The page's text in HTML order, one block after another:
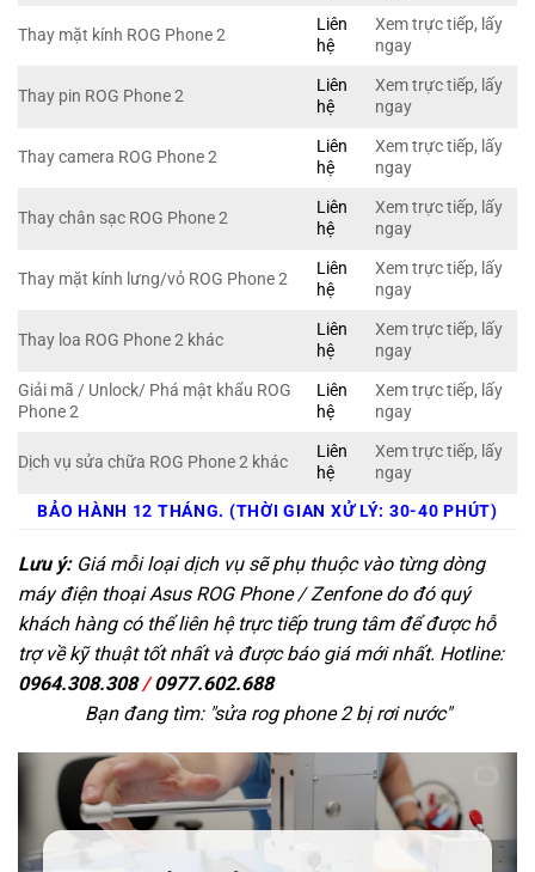
Thay mặt kính ROG Phone 2
Liên
hệ
Xem trực tiếp, lấy
ngay
Thay pin ROG Phone 2
Liên
hệ
Xem trực tiếp, lấy
ngay
Thay camera ROG Phone 2
Liên
hệ
Xem trực tiếp, lấy
ngay
Thay chân sạc ROG Phone 2
Liên
hệ
Xem trực tiếp, lấy
ngay
Thay mặt kính lưng/vỏ ROG Phone 2
Liên
hệ
Xem trực tiếp, lấy
ngay
Thay loa ROG Phone 2 khác
Liên
hệ
Xem trực tiếp, lấy
ngay
Giải mã / Unlock/ Phá mật khẩu ROG
Phone 2
Liên
hệ
Xem trực tiếp, lấy
ngay
Dịch vụ sửa chữa ROG Phone 2 khác
Liên
hệ
Xem trực tiếp, lấy
ngay
BẢO HÀNH 12 THÁNG. (THỜI GIAN XỬ LÝ: 30-40 PHÚT)
Lưu ý:Giá mỗi loại dịch vụ sẽ phụ thuộc vào từng dòng
máy điện thoại Asus ROG Phone / Zenfone do đó quý
khách hàng có thể liên hệ trực tiếp trung tâm để được hỗ
trợ về kỹ thuật tốt nhất và được báo giá mới nhất. Hotline:
0964.308.308/0977.602.688
Bạn đang tìm: "sửa rog phone 2 bị rơi nước"